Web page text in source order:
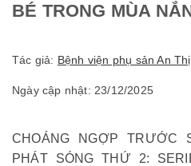
BÉ TRONG MÙA
Tác giả: Bệnh viện phụ sản An
Ngày cập nhật: 23/12/2025
CHOÁNG NGỢP TRƯỚC
PHÁT SÓNG THỨ 2: